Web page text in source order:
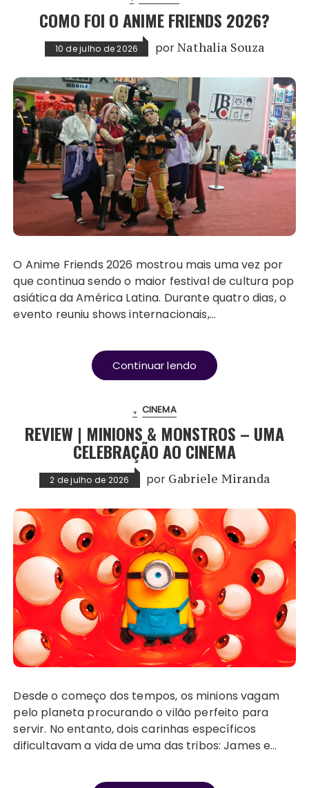
COMO FOI O ANIME FRIENDS 2026?
10 de julho de 2026 porNathalia Souza
O Anime Friends 2026 mostrou mais uma vez por
que continua sendo o maior festival de cultura pop
asiática da América Latina. Durante quatro dias, o
evento reuniu shows internacionais,…
Continuar lendo
. CINEMA
REVIEW | MINIONS & MONSTROS – UMA
CELEBRAÇÃO AO CINEMA
2 de julho de 2026 por Gabriele Miranda
Desde o começo dos tempos, os minions vagam
pelo planeta procurando o vilão perfeito para
servir. No entanto, dois carinhas específicos
dificultavam a vida de uma das tribos: James e…